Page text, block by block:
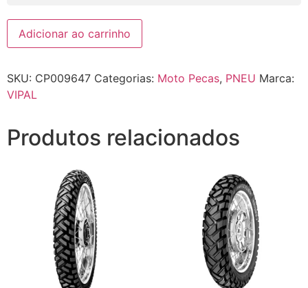
Adicionar ao carrinho
SKU: CP009647 Categorias: Moto Pecas, PNEU Marca:
VIPAL
Produtos relacionados